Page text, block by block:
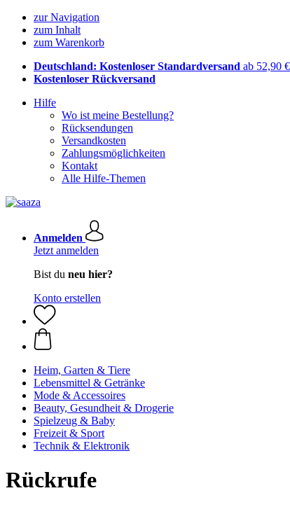
zur Navigation
zum Inhalt
zum Warenkorb
Deutschland: Kostenloser Standardversand ab 52,90 €
Kostenloser Rückversand
Hilfe
Wo ist meine Bestellung?
Rücksendungen
Versandkosten
Zahlungsmöglichkeiten
Kontakt
Alle Hilfe-Themen
Anmelden
Jetzt anmelden
Bist du neu hier?
Konto erstellen
Heim, Garten & Tiere
Lebensmittel & Getränke
Mode & Accessoires
Beauty, Gesundheit & Drogerie
Spielzeug & Baby
Freizeit & Sport
Technik & Elektronik
Rückrufe